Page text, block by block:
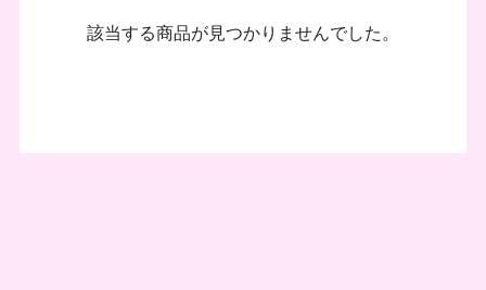
該当する商品が見つかりませんでした。